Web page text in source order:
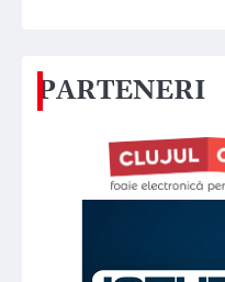
PARTENERI